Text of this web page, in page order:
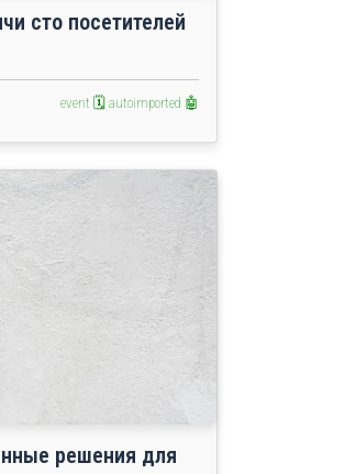
сто посетителей
event 🗓️ autoimported 🤖
решения для